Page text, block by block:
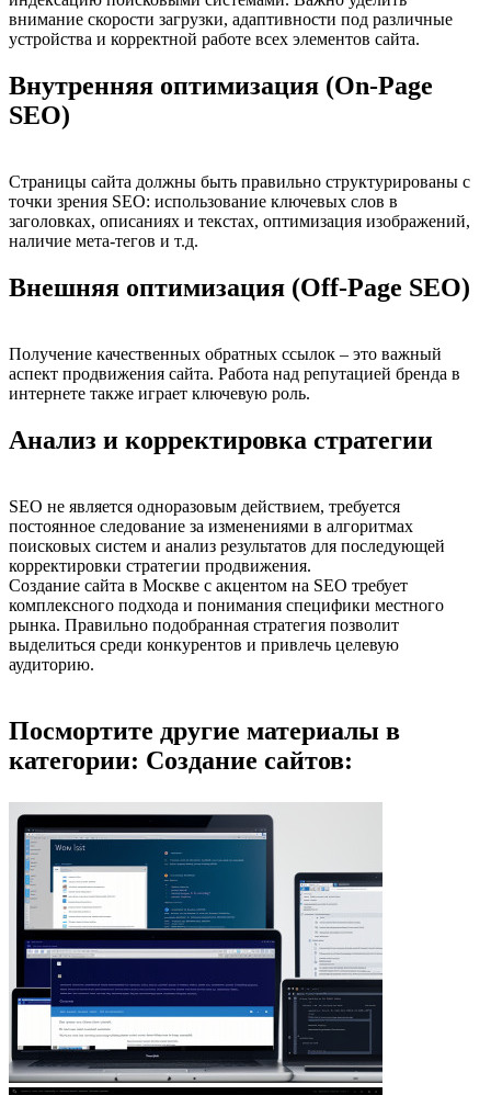
внимание скорости загрузки, адаптивности под различные
устройства и корректной работе всех элементов сайта.
Внутренняя оптимизация (On-Page
SEO)
Страницы сайта должны быть правильно структурированы с
точки зрения SEO: использование ключевых слов в
заголовках, описаниях и текстах, оптимизация изображений,
наличие мета-тегов и т.д.
Внешняя оптимизация (Off-Page SEO)
Получение качественных обратных ссылок – это важный
аспект продвижения сайта. Работа над репутацией бренда в
интернете также играет ключевую роль.
Анализ и корректировка стратегии
SEO не является одноразовым действием, требуется
постоянное следование за изменениями в алгоритмах
поисковых систем и анализ результатов для последующей
корректировки стратегии продвижения.
Создание сайта в Москве с акцентом на SEO требует
комплексного подхода и понимания специфики местного
рынка. Правильно подобранная стратегия позволит
выделиться среди конкурентов и привлечь целевую
аудиторию.
Посмортите другие материалы в
категории: Создание сайтов: